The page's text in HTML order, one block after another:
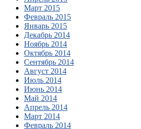
Март 2015
Февраль 2015
Январь 2015
Декабрь 2014
Ноябрь 2014
Октябрь 2014
Сентябрь 2014
Август 2014
Июль 2014
Июнь 2014
Май 2014
Апрель 2014
Март 2014
Февраль 2014